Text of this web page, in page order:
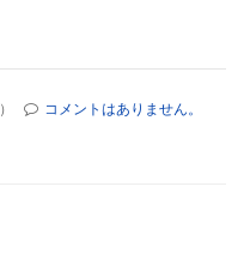
）
コメントはありません。